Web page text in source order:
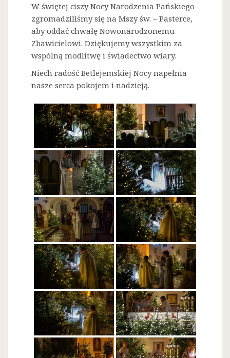
W świętej ciszy Nocy Narodzenia Pańskiego
zgromadziliśmy się na Mszy św. – Pasterce,
aby oddać chwałę Nowonarodzonemu
Zbawicielowi. Dziękujemy wszystkim za
wspólną modlitwę i świadectwo wiary.
Niech radość Betlejemskiej Nocy napełnia
nasze serca pokojem i nadzieją.